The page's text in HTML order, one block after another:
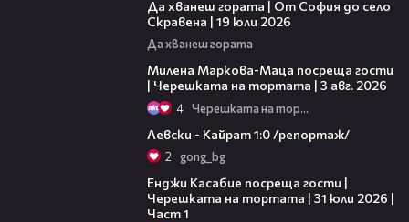
Да хванеш гората | От София до село
Скравена | 19 юли 2026
Да хванеш гората
Милена Маркова-Маца посреща гости
| Черешката на тортата | 3 авг. 2026
4 Черешката на тортата
Левски - Кайрат 1:0 /репортаж/
2 gong_bg
Енджи Касабие посреща гости |
Черешката на тортата | 31 юли 2026 |
Част 1